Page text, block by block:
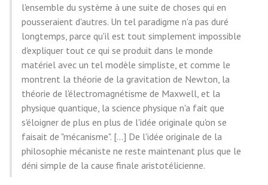
l'ensemble du système à une suite de choses qui en
pousseraient d'autres. Un tel paradigme n'a pas duré
longtemps, parce qu'il est tout simplement impossible
d'expliquer tout ce qui se produit dans le monde
matériel avec un tel modèle simpliste, et comme le
montrent la théorie de la gravitation de Newton, la
théorie de l'électromagnétisme de Maxwell, et la
physique quantique, la science physique n'a fait que
s'éloigner de plus en plus de l'idée originale qu'on se
faisait de "mécanisme". [...] De l'idée originale de la
philosophie mécaniste ne reste maintenant plus que le
déni simple de la cause finale aristotélicienne.